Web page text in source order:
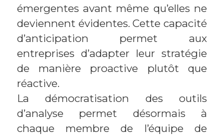
émergentes avant même qu’elles ne
deviennent évidentes. Cette capacité
d’anticipation permet aux
entreprises d’adapter leur stratégie
de manière proactive plutôt que
réactive.
La démocratisation des outils
d’analyse permet désormais à
chaque membre de l’équipe de